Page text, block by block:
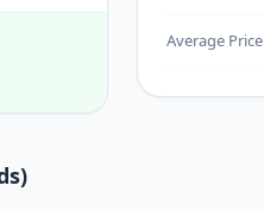
Average Price